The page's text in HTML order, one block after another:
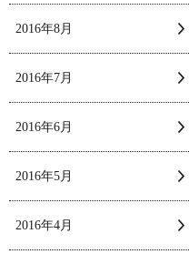
2016年8月
2016年7月
2016年6月
2016年5月
2016年4月